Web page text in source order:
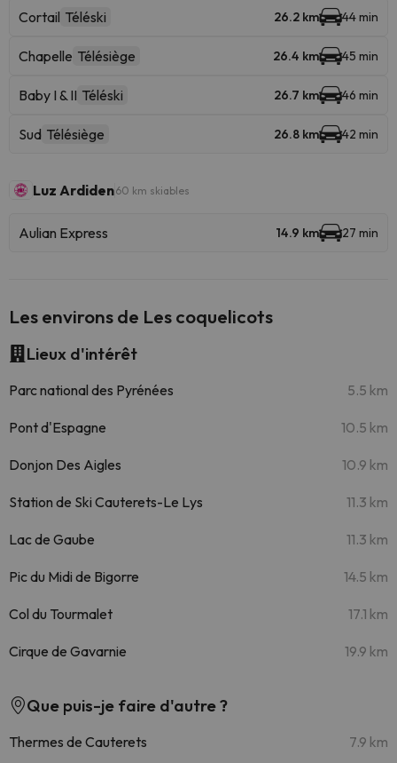
Cortail Téléski 26.2 km 44 min
Chapelle Télésiège 26.4 km 45 min
Baby I & II Téléski 26.7 km 46 min
Sud Télésiège 26.8 km 42 min
Luz Ardiden60 km skiables
Aulian Express 14.9 km 27 min
Les environs de Les coquelicots
Lieux d'intérêt
Parc national des Pyrénées 5.5 km
Pont d'Espagne 10.5 km
Donjon Des Aigles 10.9 km
Station de Ski Cauterets-Le Lys 11.3 km
Lac de Gaube 11.3 km
Pic du Midi de Bigorre 14.5 km
Col du Tourmalet 17.1 km
Cirque de Gavarnie 19.9 km
Que puis-je faire d'autre ?
Thermes de Cauterets 7.9 km